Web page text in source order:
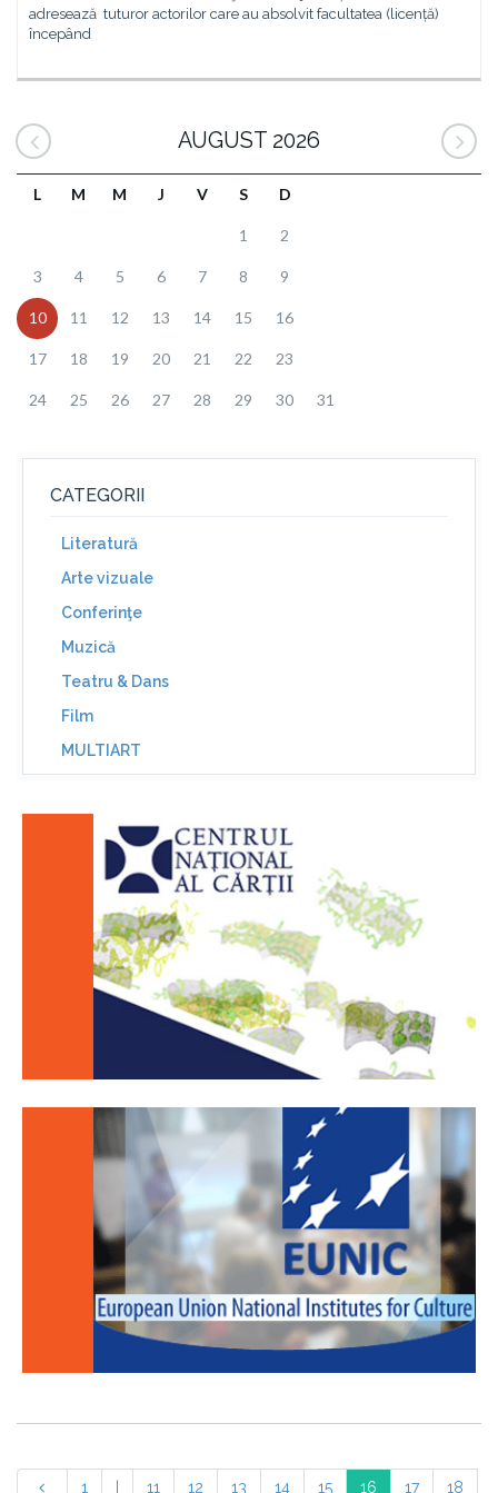
adresează tuturor actorilor care au absolvit facultatea (licență)
începând
AUGUST 2026
L M M J V S D
1 2
3 4 5 6 7 8 9
10 11 12 13 14 15 16
17 18 19 20 21 22 23
24 25 26 27 28 29 30 31
CATEGORII
Literatură
Arte vizuale
Conferinţe
Muzică
Teatru & Dans
Film
MULTIART
1 11 12 13 14 15 16 17 18